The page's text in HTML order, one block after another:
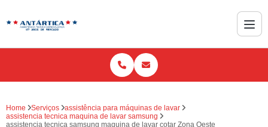
Home Serviços
assistência para máquinas de lavar
assistencia tecnica maquina de lavar samsung
assistencia tecnica samsung maquina de lavar cotar Zona Oeste